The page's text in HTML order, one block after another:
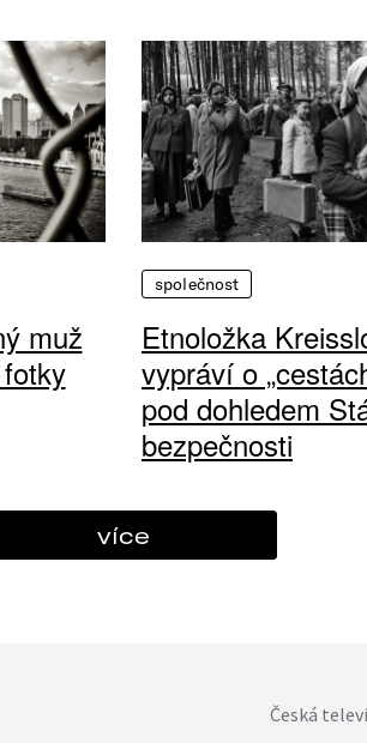
muž
společnost
Etnoložka
vypráví o
pod dohledem
bezpečnosti
více
Česká